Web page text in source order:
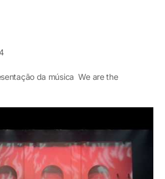
da música We are the